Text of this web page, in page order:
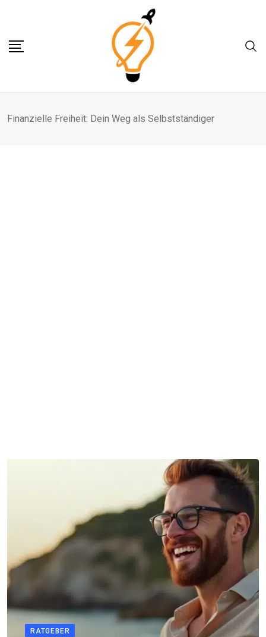
content
Finanzielle Freiheit: Dein Weg als Selbstständiger
RATGEBER